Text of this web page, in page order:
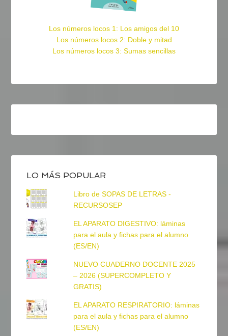
Los números locos 1: Los amigos del 10
Los números locos 2: Doble y mitad
Los números locos 3: Sumas sencillas
LO MÁS POPULAR
Libro de SOPAS DE LETRAS -
RECURSOSEP
EL APARATO DIGESTIVO: láminas
para el aula y fichas para el alumno
(ES/EN)
NUEVO CUADERNO DOCENTE 2025
– 2026 (SUPERCOMPLETO Y
GRATIS)
EL APARATO RESPIRATORIO: láminas
para el aula y fichas para el alumno
(ES/EN)